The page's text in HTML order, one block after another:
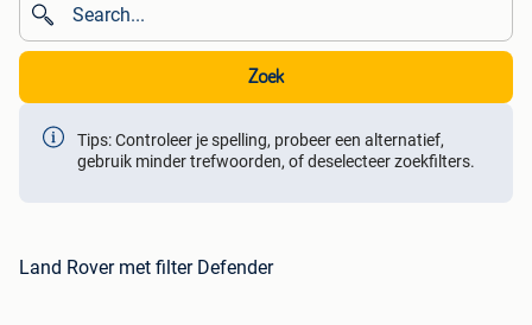
Zoek
Tips: Controleer je spelling, probeer een alternatief,
gebruik minder trefwoorden, of deselecteer zoekfilters.
Land Rover met filter Defender